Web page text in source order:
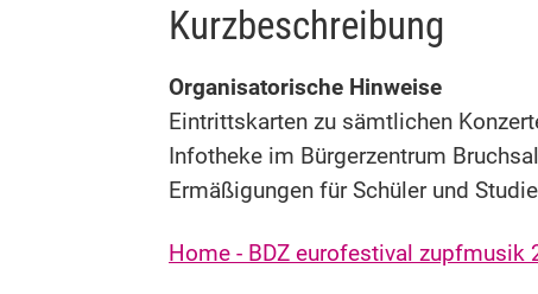
Kurzbeschreibung
Organisatorische Hinweise
Eintrittskarten zu sämtlichen
Infotheke im Bürgerzentrum
Ermäßigungen für Schüler und
Home - BDZ eurofestival zupfmusik